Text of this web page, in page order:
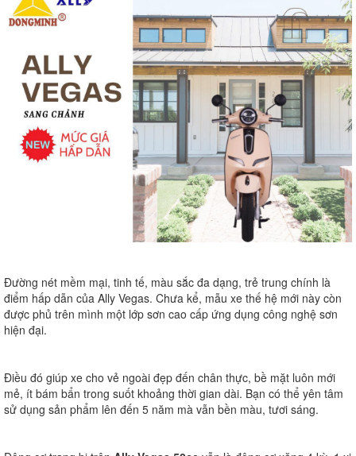
Đường nét mềm mại, tinh tế, màu sắc đa dạng, trẻ trung chính là
điểm hấp dẫn của Ally Vegas. Chưa kể, mẫu xe thế hệ mới này còn
được phủ trên mình một lớp sơn cao cấp ứng dụng công nghệ sơn
hiện đại.
Điều đó giúp xe cho vẻ ngoài đẹp đến chân thực, bề mặt luôn mới
mẻ, ít bám bẩn trong suốt khoảng thời gian dài. Bạn có thể yên tâm
sử dụng sản phẩm lên đến 5 năm mà vẫn bền màu, tươi sáng.